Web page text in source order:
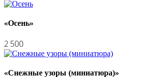
«Осень»
2 500
«Снежные узоры (миниатюра)»